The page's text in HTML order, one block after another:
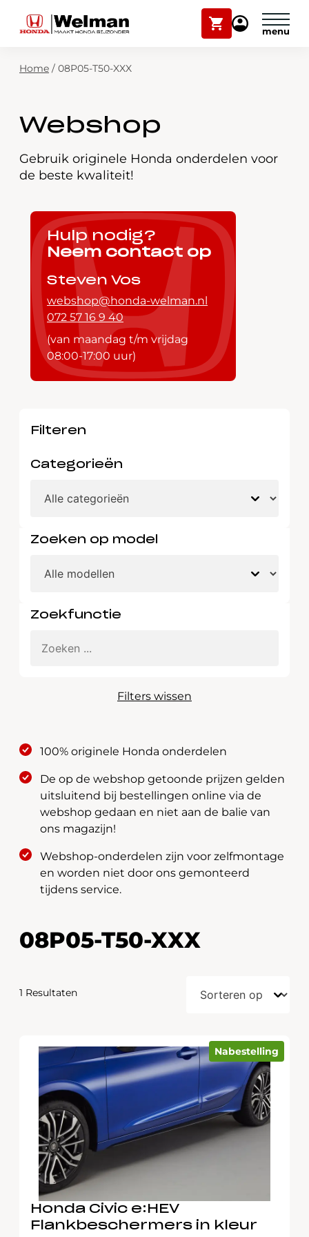
Winkelwagen
Mijn
Modellen
Over ons
Webshop
Contact
Zoekfunctie
Plan onderhoud
Mijn Honda Welman
Home / 08P05-T50-XXX
Webshop
Gebruik originele Honda onderdelen voor
de beste kwaliteit!
Hulp nodig?
Neem contact op
Steven Vos
webshop@honda-welman.nl
072 57 16 9 40
(van maandag t/m vrijdag
08:00-17:00 uur)
Filteren
Categorieën
Zoeken op model
Zoekfunctie
Filters wissen
100% originele Honda onderdelen
De op de webshop getoonde prijzen gelden
uitsluitend bij bestellingen online via de
webshop gedaan en niet aan de balie van
ons magazijn!
Webshop-onderdelen zijn voor zelfmontage
en worden niet door ons gemonteerd
tijdens service.
08P05-T50-XXX
1 Resultaten
Nabestelling
Honda Civic e:HEV
Flankbeschermers in kleur